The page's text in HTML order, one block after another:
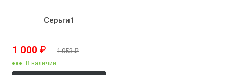
Серьги1
1 000 ₽ 1 053₽
В наличии